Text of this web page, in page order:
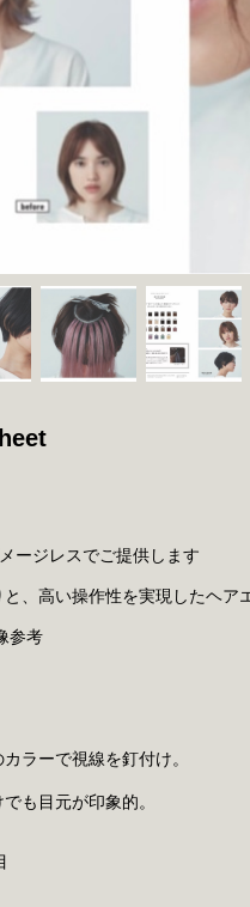
ージレスでご提供します
、高い操作性を実現したヘア
参考
ラーで視線を釘付け。
も目元が印象的。